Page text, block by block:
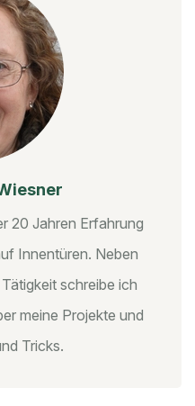
20 Jahren Erfahrung
Innentüren. Neben
schreibe ich
meine Projekte und
Tricks.